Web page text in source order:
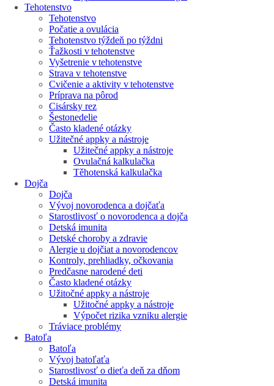
Tehotenstvo
Tehotenstvo
Počatie a ovulácia
Tehotenstvo týždeň po týždni
Ťažkosti v tehotenstve
Vyšetrenie v tehotenstve
Strava v tehotenstve
Cvičenie a aktivity v tehotenstve
Príprava na pôrod
Cisársky rez
Šestonedelie
Často kladené otázky
Užitečné appky a nástroje
Užitečné appky a nástroje
Ovulačná kalkulačka
Těhotenská kalkulačka
Dojča
Dojča
Vývoj novorodenca a dojčaťa
Starostlivosť o novorodenca a dojča
Detská imunita
Detské choroby a zdravie
Alergie u dojčiat a novorodencov
Kontroly, prehliadky, očkovania
Predčasne narodené deti
Často kladené otázky
Užitočné appky a nástroje
Užitočné appky a nástroje
Výpočet rizika vzniku alergie
Tráviace problémy
Batoľa
Batoľa
Vývoj batoľaťa
Starostlivosť o dieťa deň za dňom
Detská imunita